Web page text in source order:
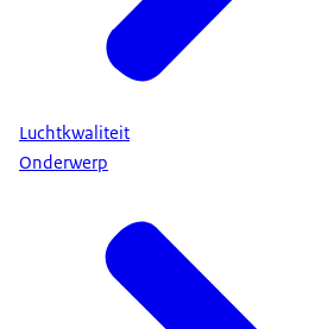
Luchtkwaliteit
Onderwerp